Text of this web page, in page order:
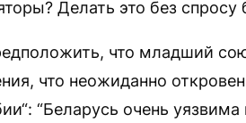
Делать это без
что младший
что неожиданно
“Беларусь очень